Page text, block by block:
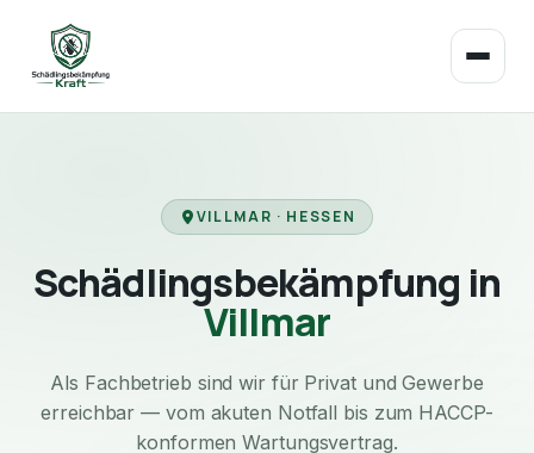
VILLMAR · HESSEN
Schädlingsbekämpfung in
Villmar
Als Fachbetrieb sind wir für Privat und Gewerbe
erreichbar — vom akuten Notfall bis zum HACCP-
konformen Wartungsvertrag.